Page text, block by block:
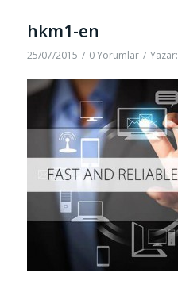
hkm1-en
25/07/2015 / 0 Yorumlar / Yazar: